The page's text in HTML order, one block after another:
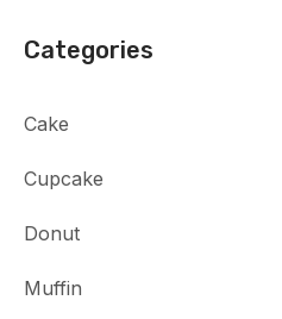
Categories
Cake
Cupcake
Donut
Muffin